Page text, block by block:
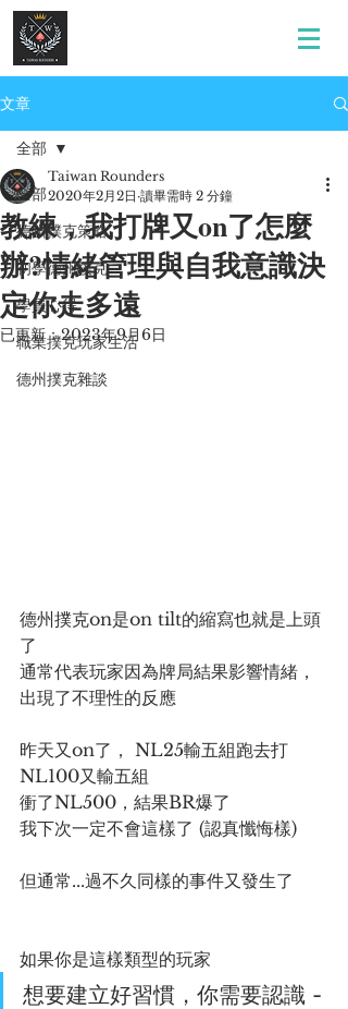
文章
全部
德州撲克策略
初學德州撲克
學員心得
職業撲克玩家生活
德州撲克雜談
全部
教練，我打牌又on了怎麼
辦?情緒管理與自我意識決
定你走多遠
Taiwan Rounders
2020年2月2日 讀畢需時 2 分鐘
已更新：2023年9月6日
德州撲克on是on tilt的縮寫也就是上頭
了
通常代表玩家因為牌局結果影響情緒，
出現了不理性的反應
昨天又on了， NL25輸五組跑去打
NL100又輸五組
衝了NL500，結果BR爆了
我下次一定不會這樣了 (認真懺悔樣)
但通常...過不久同樣的事件又發生了
如果你是這樣類型的玩家
想要建立好習慣，你需要認識 -